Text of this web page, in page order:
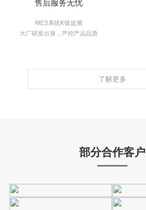
售后服务无忧
MES系统K值追溯
大厂研发出身，严控产品品质
了解更多
部分合作客户